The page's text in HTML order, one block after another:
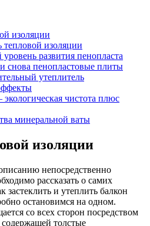
изоляции
тепловой изоляции
развития пенопласта
снова пенопластовые плиты
утеплитель
чистота плюс
минеральной ваты
изоляции
непосредственно
рассказать о самих
застеклить и утеплить балкон
остановимся на одном.
со всех сторон посредством
толстые